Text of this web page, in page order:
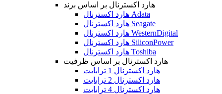
هارد اکسترنال بر اساس برند
هارد اکسترنال Adata
هارد اکسترنال Seagate
هارد اکسترنال WesternDigital
هارد اکسترنال SiliconPower
هارد اکسترنال Toshiba
هارد اکسترنال بر اساس ظرفیت
هارد اکسترنال 1 ترابایت
هارد اکسترنال 2 ترابایت
هارد اکسترنال 4 ترابایت